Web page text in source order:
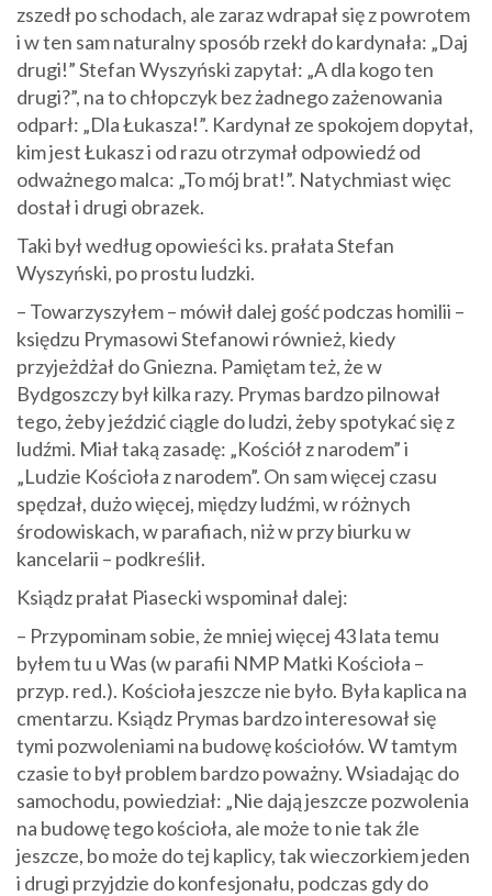
zszedł po schodach, ale zaraz wdrapał się z powrotem
i w ten sam naturalny sposób rzekł do kardynała: „Daj
drugi!” Stefan Wyszyński zapytał: „A dla kogo ten
drugi?”, na to chłopczyk bez żadnego zażenowania
odparł: „Dla Łukasza!”. Kardynał ze spokojem dopytał,
kim jest Łukasz i od razu otrzymał odpowiedź od
odważnego malca: „To mój brat!”. Natychmiast więc
dostał i drugi obrazek.
Taki był według opowieści ks. prałata Stefan
Wyszyński, po prostu ludzki.
– Towarzyszyłem – mówił dalej gość podczas homilii –
księdzu Prymasowi Stefanowi również, kiedy
przyjeżdżał do Gniezna. Pamiętam też, że w
Bydgoszczy był kilka razy. Prymas bardzo pilnował
tego, żeby jeździć ciągle do ludzi, żeby spotykać się z
ludźmi. Miał taką zasadę: „Kościół z narodem” i
„Ludzie Kościoła z narodem”. On sam więcej czasu
spędzał, dużo więcej, między ludźmi, w różnych
środowiskach, w parafiach, niż w przy biurku w
kancelarii – podkreślił.
Ksiądz prałat Piasecki wspominał dalej:
– Przypominam sobie, że mniej więcej 43 lata temu
byłem tu u Was (w parafii NMP Matki Kościoła –
przyp. red.). Kościoła jeszcze nie było. Była kaplica na
cmentarzu. Ksiądz Prymas bardzo interesował się
tymi pozwoleniami na budowę kościołów. W tamtym
czasie to był problem bardzo poważny. Wsiadając do
samochodu, powiedział: „Nie dają jeszcze pozwolenia
na budowę tego kościoła, ale może to nie tak źle
jeszcze, bo może do tej kaplicy, tak wieczorkiem jeden
i drugi przyjdzie do konfesjonału, podczas gdy do